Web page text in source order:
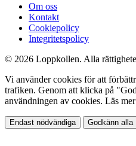
Om oss
Kontakt
Cookiepolicy
Integritetspolicy
© 2026 Loppkollen. Alla
Vi använder cookies för att
trafiken. Genom att klicka på
användningen av cookies. Läs
Endast nödvändiga Godkänn alla